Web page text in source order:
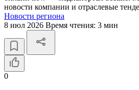
новости компании и отраслевые
Новости региона
8 июл 2026 Время чтения: 3 мин
0